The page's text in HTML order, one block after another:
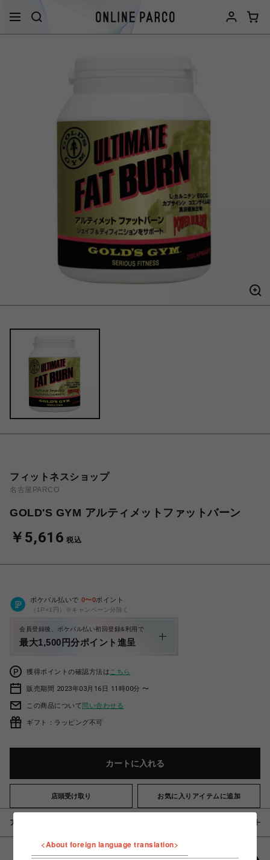
フィットネスショップ
名古屋PARCO
GOLD'S GYM アルティメットファットバーン
￥5,616 税込
ポケパル払いで 0〜0ポイント
（1P=1円）※キャンペーン分除く
会員登録後、ポケパル払い初回登録&利用で
最大1,500円分ポイント進呈
獲得ポイントの確認方法は こちら
販売期間 2023年03月16日 11時00分 〜
この商品について問い合わせる
ギフト：ラッピング不可
カートに入れる
店頭受け取り お気に入りアイテムに追加
アイテム説明 / 素材
<About foreign language translation>